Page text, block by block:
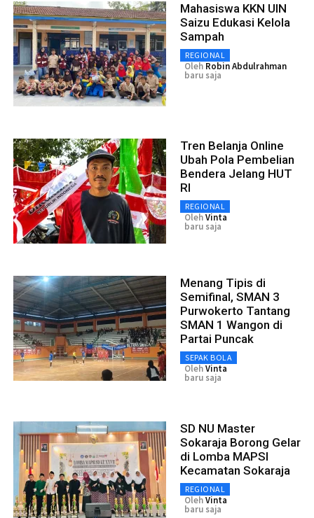
Mahasiswa KKN UIN
Saizu Edukasi Kelola
Sampah
REGIONAL
Oleh Robin Abdulrahman
baru saja
Tren Belanja Online
Ubah Pola Pembelian
Bendera Jelang HUT
RI
REGIONAL
OlehVinta
baru saja
Menang Tipis di
Semifinal, SMAN 3
Purwokerto Tantang
SMAN 1 Wangon di
Partai Puncak
SEPAK BOLA
OlehVinta
baru saja
SD NU Master
Sokaraja Borong Gelar
di Lomba MAPSI
Kecamatan Sokaraja
REGIONAL
OlehVinta
baru saja